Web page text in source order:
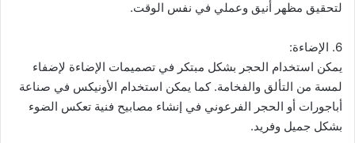
لتحقيق مظهر أنيق وعملي في نفس الوقت.
6. الإضاءة:
يمكن استخدام الحجر بشكل مبتكر في تصميمات الإضاءة لإضفاء
لمسة من التألق والفخامة. كما يمكن استخدام الأونيكس في صناعة
أباجورات أو الحجر الفرعوني في إنشاء مصابيح فنية تعكس الضوء
بشكل جميل وفريد.